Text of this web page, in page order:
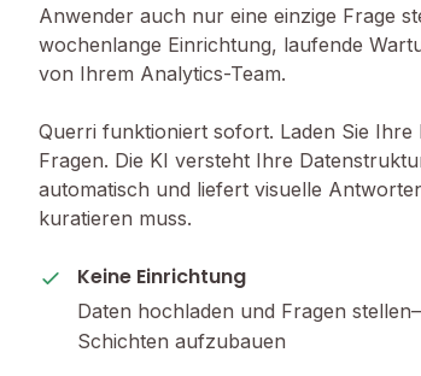
Anwender auch nur eine einzige Frage
wochenlange Einrichtung, laufende
von Ihrem Analytics-Team.
Querri funktioniert sofort. Laden Sie
Fragen. Die KI versteht Ihre
automatisch und liefert visuelle
kuratieren muss.
Keine Einrichtung
Daten hochladen und Fragen
Schichten aufzubauen